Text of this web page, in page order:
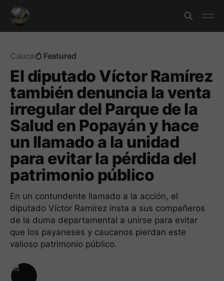
Cauca Featured
El diputado Víctor Ramírez
también denuncia la venta
irregular del Parque de la
Salud en Popayán y hace
un llamado a la unidad
para evitar la pérdida del
patrimonio público
En un contundente llamado a la acción, el
diputado Víctor Ramírez insta a sus compañeros
de la duma departamental a unirse para evitar
que los payaneses y caucanos pierdan este
valioso patrimonio público.